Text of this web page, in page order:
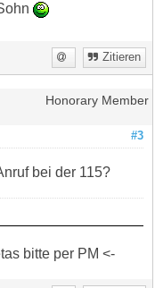
Zitieren
Honorary Member
#3
bei der 115?
bitte per PM <-